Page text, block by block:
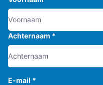
Achternaam *
E-mail *